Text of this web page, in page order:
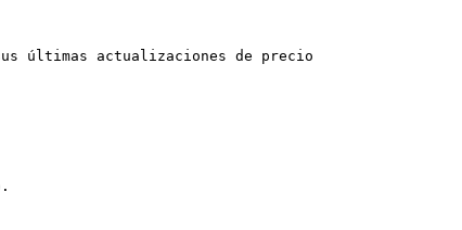
últimas actualizaciones de precio